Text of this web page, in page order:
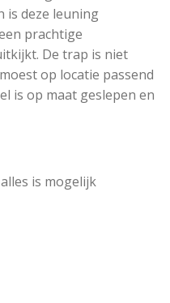
is deze leuning
prachtige
De trap is niet
op locatie passend
is op maat geslepen en
is mogelijk